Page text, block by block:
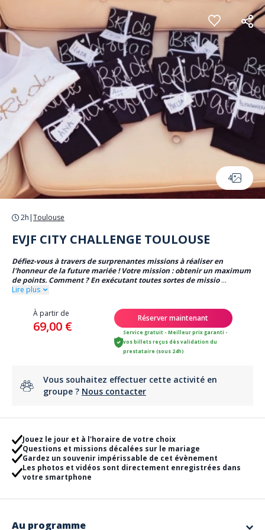
Panneau de gestion des cookies
4
2h |Toulouse
EVJF CITY CHALLENGE TOULOUSE
Défiez-vous à travers de surprenantes missions à réaliser en
l'honneur de la future mariée ! Votre mission : obtenir un maximum
de points. Comment ? En exécutant toutes sortes de missio ...
Lire plus
À partir de
69,00 €
Réserver maintenant
Service gratuit - Meilleur prix garanti -
vos billets reçus dès validation du
prestataire (sous 24h)
Vous souhaitez effectuer cette activité en
groupe ? Nous contacter
Jouez le jour et à l'horaire de votre choix
Questions et missions décalées sur le mariage
Gardez un souvenir impérissable de cet évènement
Les photos et vidéos sont directement enregistrées dans
votre smartphone
Au programme